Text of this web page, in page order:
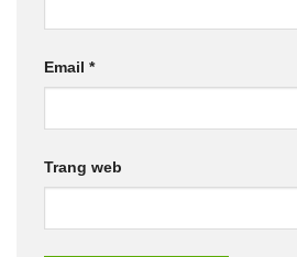
Email *
Trang web